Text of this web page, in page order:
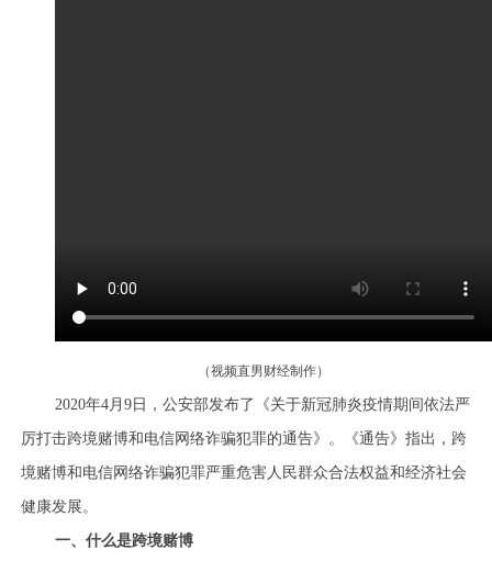
（视频直男财经制作）
2020年4月9日，公安部发布了《关于新冠肺炎疫情期间依法严
厉打击跨境赌博和电信网络诈骗犯罪的通告》。《通告》指出，跨
境赌博和电信网络诈骗犯罪严重危害人民群众合法权益和经济社会
健康发展。
一、什么是跨境赌博